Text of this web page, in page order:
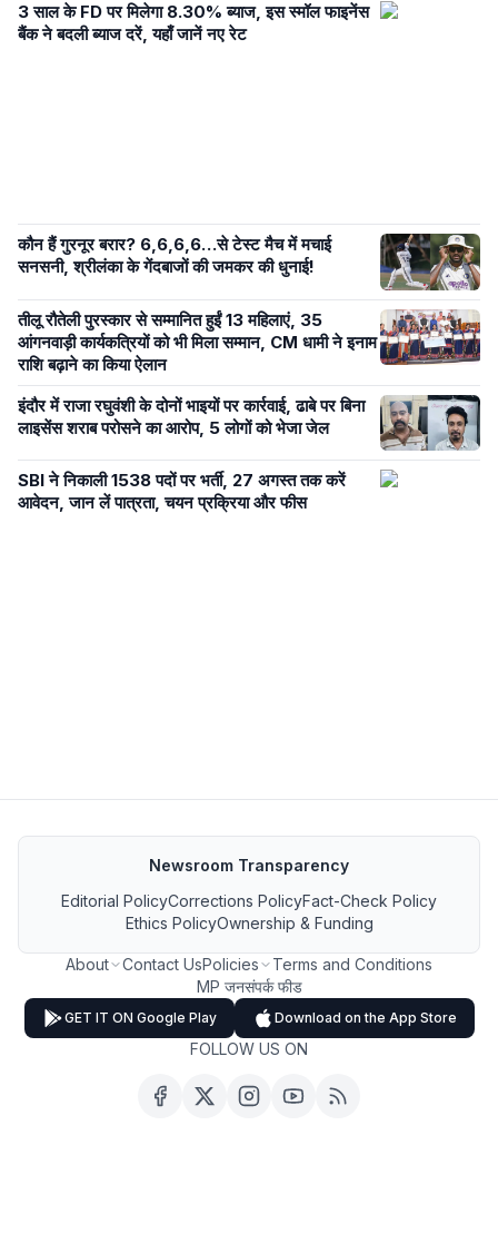
3 साल के FD पर मिलेगा 8.30% ब्याज, इस स्मॉल फाइनेंस
बैंक ने बदली ब्याज दरें, यहाँ जानें नए रेट
कौन हैं गुरनूर बरार? 6,6,6,6…से टेस्ट मैच में मचाई
सनसनी, श्रीलंका के गेंदबाजों की जमकर की धुनाई!
तीलू रौतेली पुरस्कार से सम्मानित हुईं 13 महिलाएं, 35
आंगनवाड़ी कार्यकत्रियों को भी मिला सम्मान, CM धामी ने इनाम
राशि बढ़ाने का किया ऐलान
इंदौर में राजा रघुवंशी के दोनों भाइयों पर कार्रवाई, ढाबे पर बिना
लाइसेंस शराब परोसने का आरोप, 5 लोगों को भेजा जेल
SBI ने निकाली 1538 पदों पर भर्ती, 27 अगस्त तक करें
आवेदन, जान लें पात्रता, चयन प्रक्रिया और फीस
Newsroom Transparency
Editorial PolicyCorrections PolicyFact-Check Policy
Ethics PolicyOwnership & Funding
About Contact UsPolicies
Terms and Conditions
MP जनसंपर्क फीड
GET IT ON Google Play Download on the App Store
FOLLOW US ON